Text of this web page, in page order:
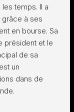
temps. Il a
grâce à ses
en bourse. Sa
président et le
de sa
un
dans de